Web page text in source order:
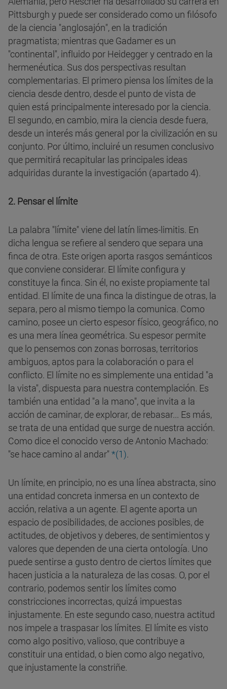
Pittsburgh y puede ser considerado como un filósofo
de la ciencia "anglosajón", en la tradición
pragmatista; mientras que Gadamer es un
"continental", influido por Heidegger y centrado en la
hermenéutica. Sus dos perspectivas resultan
complementarias. El primero piensa los límites de la
ciencia desde dentro, desde el punto de vista de
quien está principalmente interesado por la ciencia.
El segundo, en cambio, mira la ciencia desde fuera,
desde un interés más general por la civilización en su
conjunto. Por último, incluiré un resumen conclusivo
que permitirá recapitular las principales ideas
adquiridas durante la investigación (apartado 4).
2. Pensar el límite
La palabra "límite" viene del latín limes-limitis. En
dicha lengua se refiere al sendero que separa una
finca de otra. Este origen aporta rasgos semánticos
que conviene considerar. El límite configura y
constituye la finca. Sin él, no existe propiamente tal
entidad. El límite de una finca la distingue de otras, la
separa, pero al mismo tiempo la comunica. Como
camino, posee un cierto espesor físico, geográfico, no
es una mera línea geométrica. Su espesor permite
que lo pensemos con zonas borrosas, territorios
ambiguos, aptos para la colaboración o para el
conflicto. El límite no es simplemente una entidad "a
la vista", dispuesta para nuestra contemplación. Es
también una entidad "a la mano", que invita a la
acción de caminar, de explorar, de rebasar... Es más,
se trata de una entidad que surge de nuestra acción.
Como dice el conocido verso de Antonio Machado:
"se hace camino al andar" *(1).
Un límite, en principio, no es una línea abstracta, sino
una entidad concreta inmersa en un contexto de
acción, relativa a un agente. El agente aporta un
espacio de posibilidades, de acciones posibles, de
actitudes, de objetivos y deberes, de sentimientos y
valores que dependen de una cierta ontología. Uno
puede sentirse a gusto dentro de ciertos límites que
hacen justicia a la naturaleza de las cosas. O, por el
contrario, podemos sentir los límites como
constricciones incorrectas, quizá impuestas
injustamente. En este segundo caso, nuestra actitud
nos impele a traspasar los límites. El límite es visto
como algo positivo, valioso, que contribuye a
constituir una entidad, o bien como algo negativo,
que injustamente la constriñe.